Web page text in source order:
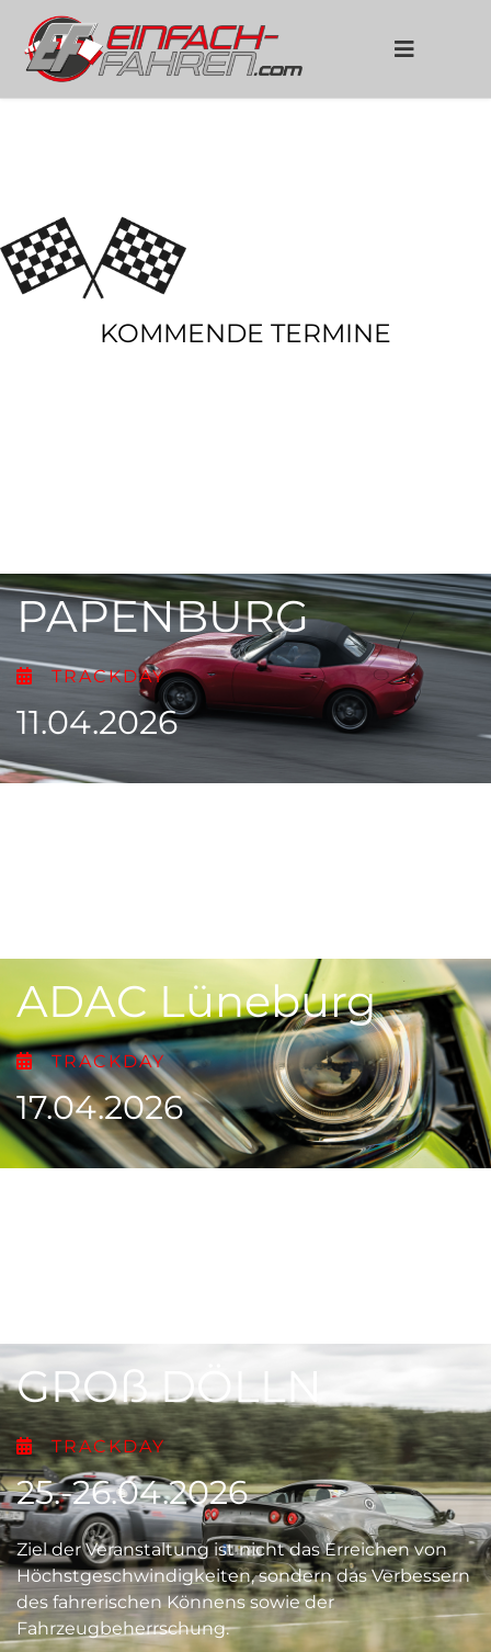
KOMMENDE TERMINE
PAPENBURG
TRACKDAY
11.04.2026
ADAC Lüneburg
TRACKDAY
17.04.2026
GROß DÖLLN
TRACKDAY
25.-26.04.2026
Ziel der Veranstaltung ist nicht das Erreichen von
Höchstgeschwindigkeiten, sondern das Verbessern
des fahrerischen Könnens sowie der
Fahrzeugbeherrschung.